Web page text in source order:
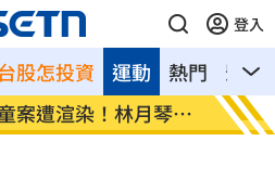
登入
台股怎投資 熱門 影音
運動
案遭渲染！林月琴開
白海
曝